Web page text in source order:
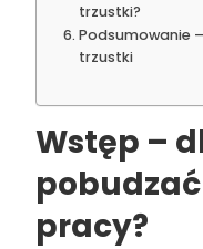
trzustki?
Podsumowanie
trzustki
Wstęp –
pracy?